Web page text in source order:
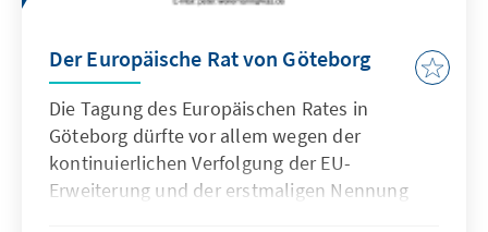
Der Europäische Rat von Göteborg
Die Tagung des Europäischen Rates in
Göteborg dürfte vor allem wegen der
kontinuierlichen Verfolgung der EU-
Erweiterung und der erstmaligen Nennung